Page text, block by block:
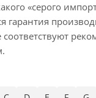
«серого
гарантия